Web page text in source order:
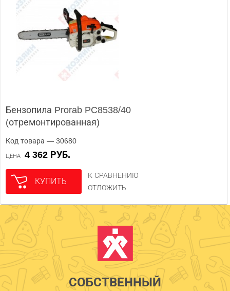
Бензопила Prorab PC8538/40
(отремонтированная)
Код товара — 30680
ЦЕНА 4 362 РУБ.
КУПИТЬ
К СРАВНЕНИЮ
ОТЛОЖИТЬ
СОБСТВЕННЫЙ